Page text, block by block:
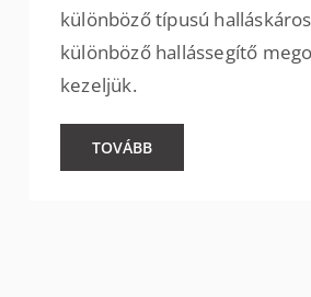
különböző típusú
különböző hallássegítő
kezeljük.
TOVÁBB